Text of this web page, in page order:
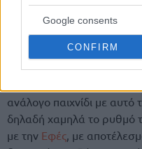
Google consents
CONFIRM
ανάλογο παιχνίδι με
δηλαδή χαμηλά το ρυθμό
με την Εφές , με